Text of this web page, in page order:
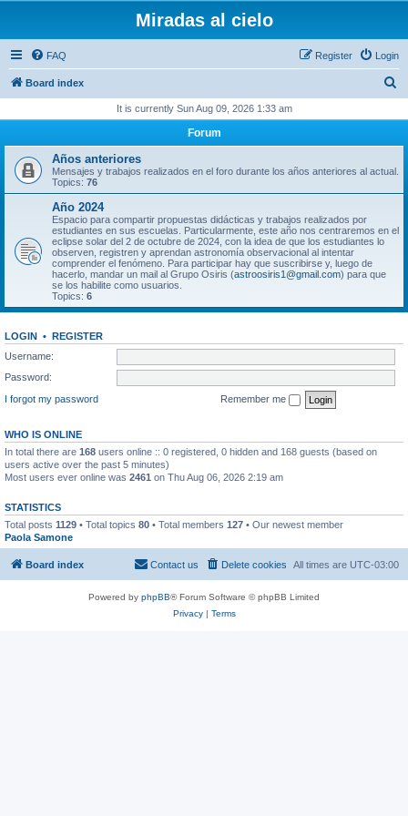
Miradas al cielo
FAQ Login
Register
Board index
r
h
It is currently Sun Aug 09, 2026 1:33 am
Forum
Años anteriores
Mensajes y trabajos realizados en el foro durante los años anteriores al actual.
Topics: 76
Año 2024
Espacio para compartir propuestas didácticas y trabajos realizados por
estudiantes en sus escuelas. Particularmente, este año nos centraremos en el
eclipse solar del 2 de octubre de 2024, con la idea de que los estudiantes lo
observen, registren y aprendan astronomía observacional al intentar
comprender el fenómeno. Para participar hay que suscribirse y, luego de
hacerlo, mandar un mail al Grupo Osiris (astroosiris1@gmail.com) para que
se los habilite como usuarios.
Topics: 6
LOGIN • REGISTER
Username:
Password:
I forgot my password
Remember me
WHO IS ONLINE
In total there are 168 users online :: 0 registered, 0 hidden and 168 guests (based on
users active over the past 5 minutes)
Most users ever online was 2461 on Thu Aug 06, 2026 2:19 am
STATISTICS
Total posts 1129 • Total topics 80 • Total members 127 • Our newest member
Paola Samone
Board index All times are UTC-03:00
Delete cookies
Contact us
Powered by phpBB® Forum Software © phpBB Limited
Privacy| Terms